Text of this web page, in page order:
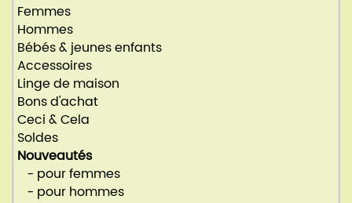
Femmes
Hommes
Bébés & jeunes enfants
Accessoires
Linge de maison
Bons d'achat
Ceci & Cela
Soldes
Nouveautés
- pour femmes
- pour hommes